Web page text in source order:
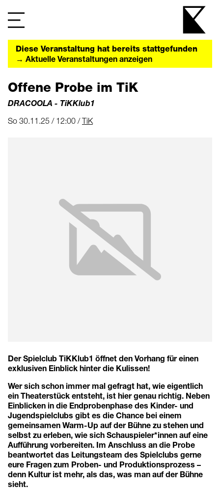
Diese Veranstaltung hat bereits stattgefunden
→ Aktuelle Veranstaltungen anzeigen
Offene Probe im TiK
DRACOOLA - TiKKlub1
So 30.11.25 / 12:00 /TiK
Der Spielclub TiKKlub1 öffnet den Vorhang für einen
exklusiven Einblick hinter die Kulissen!
Wer sich schon immer mal gefragt hat, wie eigentlich
ein Theaterstück entsteht, ist hier genau richtig. Neben
Einblicken in die Endprobenphase des Kinder- und
Jugendspielclubs gibt es die Chance bei einem
gemeinsamen Warm-Up auf der Bühne zu stehen und
selbst zu erleben, wie sich Schauspieler*innen auf eine
Aufführung vorbereiten. Im Anschluss an die Probe
beantwortet das Leitungsteam des Spielclubs gerne
eure Fragen zum Proben- und Produktionsprozess –
denn Kultur ist mehr, als das, was man auf der Bühne
sieht.